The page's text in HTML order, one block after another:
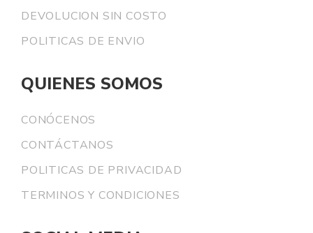
DEVOLUCION SIN COSTO
POLITICAS DE ENVIO
QUIENES SOMOS
CONÓCENOS
CONTÁCTANOS
POLITICAS DE PRIVACIDAD
TERMINOS Y CONDICIONES